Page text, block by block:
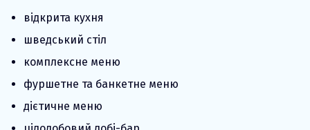
відкрита кухня
шведський стіл
комплексне меню
фуршетне та банкетне меню
дієтичне меню